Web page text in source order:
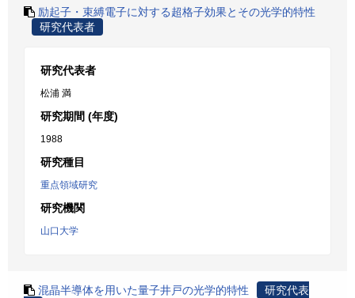
励起子・束縛電子に対する超格子効果とその光学的特性
研究代表者
研究代表者
松浦 満
研究期間 (年度)
1988
研究種目
重点領域研究
研究機関
山口大学
混晶半導体を用いた量子井戸の光学的特性
研究代表